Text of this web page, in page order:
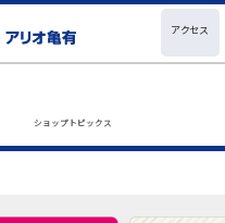
アクセス
ショップトピックス